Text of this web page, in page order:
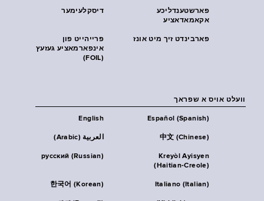
דיסקלעימער
פארשטענדליכע
אקאמאדאציע
פרייהייט פון
אינפארמאציע געזעץ
(FOIL)
פארבינדט זיך מיט אונז
וועלט אויס א שפראך
English Español (Spanish)
العربية (Arabic) 中文 (Chinese)
русский (Russian)
Kreyòl Ayisyen
(Haitian-Creole)
한국어 (Korean) Italiano (Italian)